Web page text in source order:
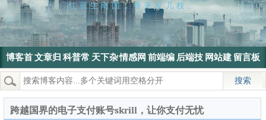
红豆生南国，春来发几枝。
博客首
页
文章归
档
科普常
识
天下杂
侃
情感网
文
前端编
程
后端技 网站建 留言板
跨越国界的电子支付账号skrill，让你支付无忧